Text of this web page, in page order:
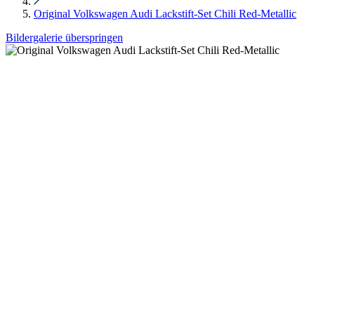
Original Volkswagen Audi Lackstift-Set Chili Red-Metallic
Bildergalerie überspringen